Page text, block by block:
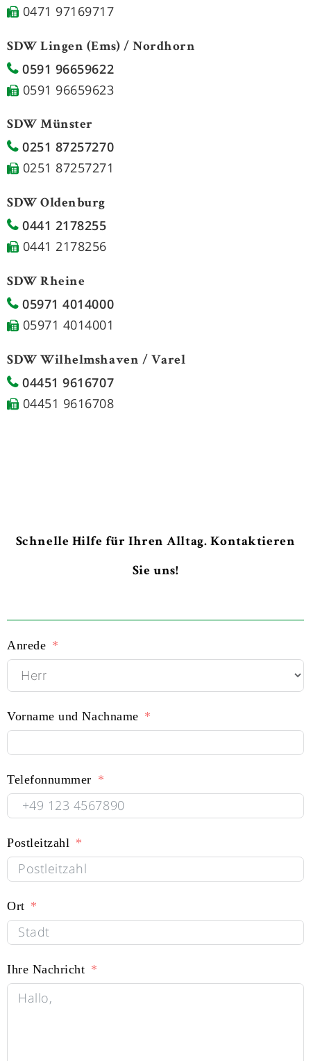
0471 97169717
SDW Lingen (Ems) / Nordhorn
0591 96659622
0591 96659623
SDW Münster
0251 87257270
0251 87257271
SDW Oldenburg
0441 2178255
0441 2178256
SDW Rheine
05971 4014000
05971 4014001
SDW Wilhelmshaven / Varel
04451 9616707
04451 9616708
Schnelle Hilfe für Ihren Alltag. Kontaktieren
Sie uns!
Anrede
Vorname und Nachname
Telefonnummer
Postleitzahl
Ort
Ihre Nachricht